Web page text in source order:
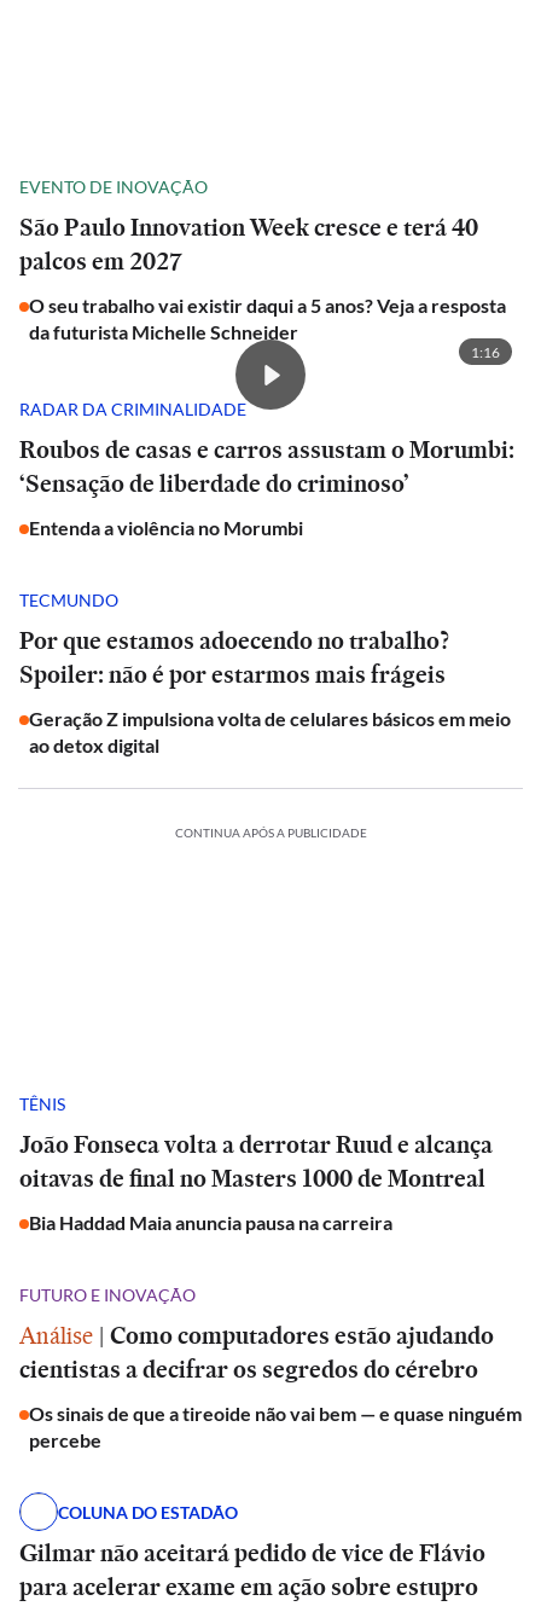
EVENTO DE INOVAÇÃO
São Paulo Innovation Week cresce e terá 40
palcos em 2027
O seu trabalho vai existir daqui a 5 anos? Veja a resposta
da futurista Michelle Schneider
1:16
RADAR DA CRIMINALIDADE
Roubos de casas e carros assustam o Morumbi:
‘Sensação de liberdade do criminoso’
Entenda a violência no Morumbi
TECMUNDO
Por que estamos adoecendo no trabalho?
Spoiler: não é por estarmos mais frágeis
Geração Z impulsiona volta de celulares básicos em meio
ao detox digital
CONTINUA APÓS A PUBLICIDADE
TÊNIS
João Fonseca volta a derrotar Ruud e alcança
oitavas de final no Masters 1000 de Montreal
Bia Haddad Maia anuncia pausa na carreira
FUTURO E INOVAÇÃO
Análise | Como computadores estão ajudando
cientistas a decifrar os segredos do cérebro
Os sinais de que a tireoide não vai bem — e quase ninguém
percebe
COLUNA DO ESTADÃO
Gilmar não aceitará pedido de vice de Flávio
para acelerar exame em ação sobre estupro